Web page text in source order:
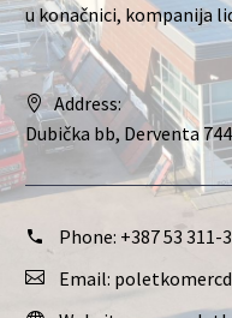
u konačnici, kompanija
Address:
Dubička bb, Derventa
Phone: +387 53 311-
Email: